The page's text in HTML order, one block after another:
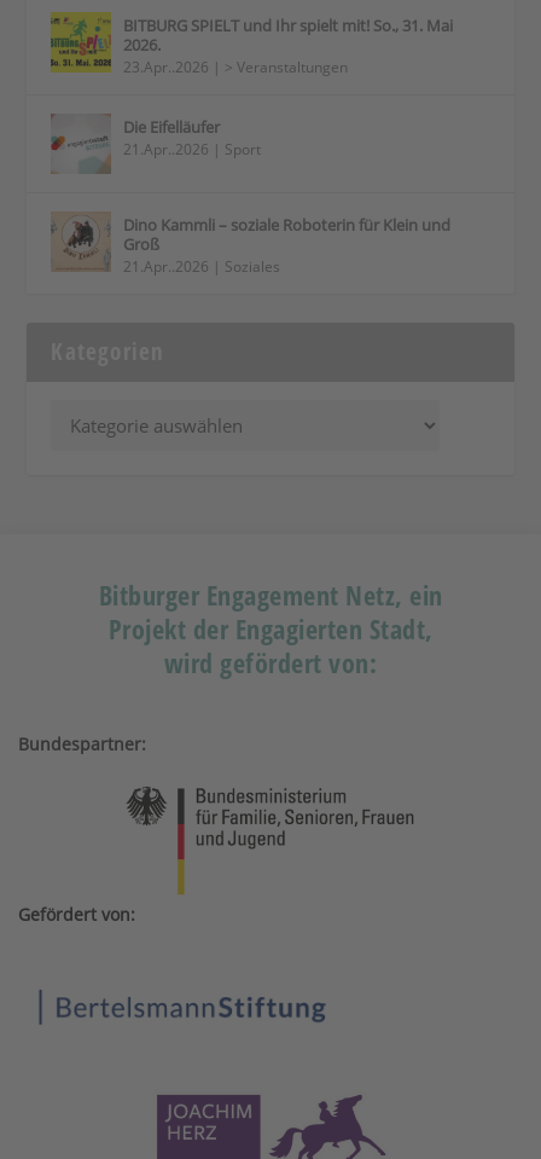
BITBURG SPIELT und Ihr spielt mit! So., 31. Mai
2026.
23.Apr..2026 | > Veranstaltungen
Die Eifelläufer
21.Apr..2026 | Sport
Dino Kammli – soziale Roboterin für Klein und
Groß
21.Apr..2026 | Soziales
Bitburger Engagement Netz, ein
Projekt der Engagierten Stadt,
wird gefördert von:
Bundespartner:
Gefördert von: